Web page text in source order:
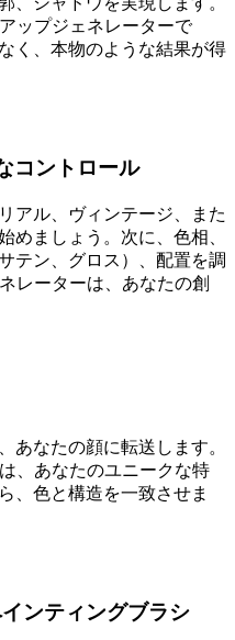
ップジェネレーターで
く、本物のような結果が得
コントロール
アル、ヴィンテージ、また
めましょう。次に、色相、
テン、グロス）、配置を調
レーターは、あなたの創
あなたの顔に転送します。
、あなたのユニークな特
、色と構造を一致させま
ンティングブラシ